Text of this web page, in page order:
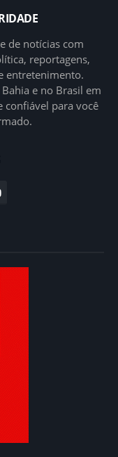
de notícias com
reportagens,
entretenimento.
e no Brasil em
confiável para você